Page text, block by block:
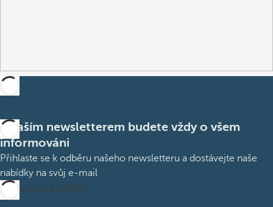
S naším newsletterem budete vždy o všem
informováni
Přihlaste se k odběru našeho newsletteru a dostávejte naše
nabídky na svůj e-mail
Přihlásit se k odběru